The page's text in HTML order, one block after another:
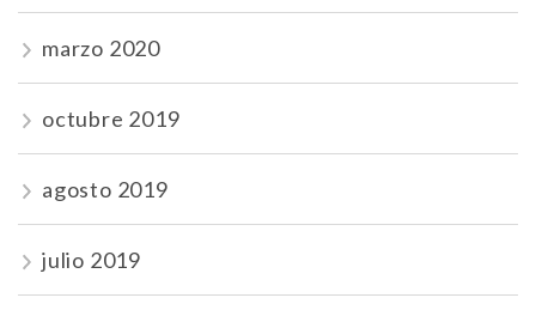
marzo 2020
octubre 2019
agosto 2019
julio 2019